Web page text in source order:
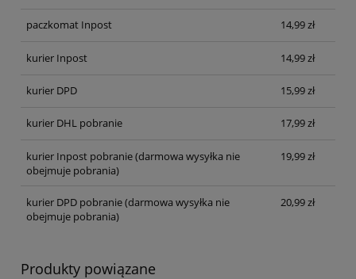
paczkomat Inpost 14,99 zł
kurier Inpost 14,99 zł
kurier DPD 15,99 zł
kurier DHL pobranie 17,99 zł
kurier Inpost pobranie(darmowa wysyłka nie
obejmuje pobrania)
19,99 zł
kurier DPD pobranie(darmowa wysyłka nie
obejmuje pobrania)
20,99 zł
Produkty powiązane